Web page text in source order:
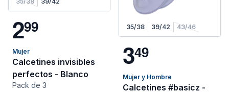
299
Mujer
Calcetines invisibles
perfectos - Blanco
Pack de 3
35/38 39/42 43/46
349
Mujer y Hombre
Calcetines #basicz -